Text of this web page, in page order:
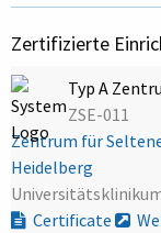
Zertifizierte
Typ A
ZSE-011
Zentrum für
Heidelberg
Certificate